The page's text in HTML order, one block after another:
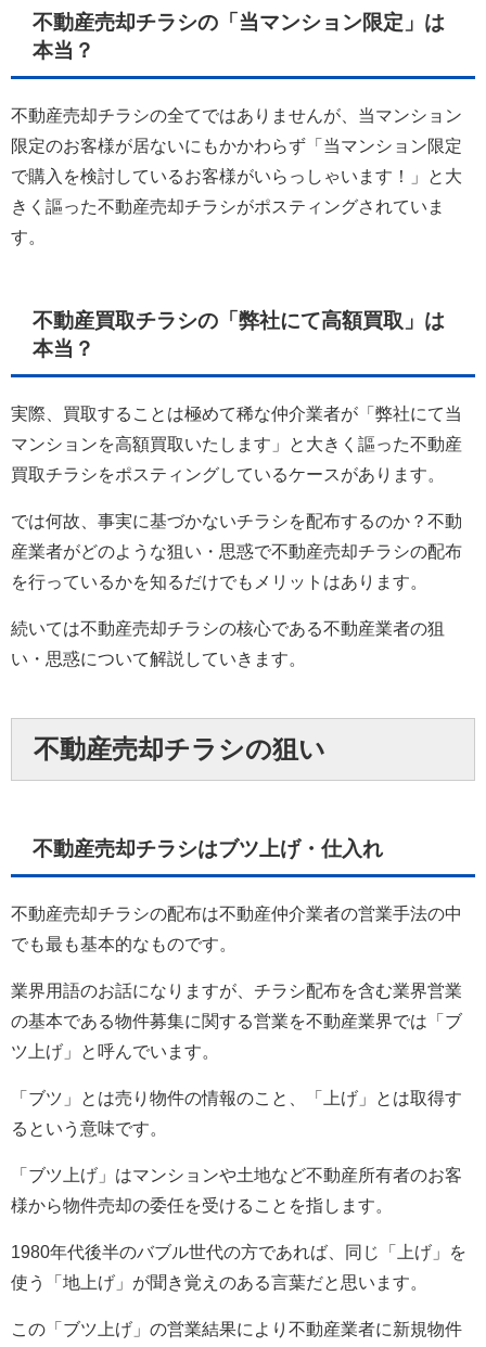
不動産売却チラシの「当マンション限定」は
本当？
不動産売却チラシの全てではありませんが、当マンション
限定のお客様が居ないにもかかわらず「当マンション限定
で購入を検討しているお客様がいらっしゃいます！」と大
きく謳った不動産売却チラシがポスティングされていま
す。
不動産買取チラシの「弊社にて高額買取」は
本当？
実際、買取することは極めて稀な仲介業者が「弊社にて当
マンションを高額買取いたします」と大きく謳った不動産
買取チラシをポスティングしているケースがあります。
では何故、事実に基づかないチラシを配布するのか？不動
産業者がどのような狙い・思惑で不動産売却チラシの配布
を行っているかを知るだけでもメリットはあります。
続いては不動産売却チラシの核心である不動産業者の狙
い・思惑について解説していきます。
不動産売却チラシの狙い
不動産売却チラシはブツ上げ・仕入れ
不動産売却チラシの配布は不動産仲介業者の営業手法の中
でも最も基本的なものです。
業界用語のお話になりますが、チラシ配布を含む業界営業
の基本である物件募集に関する営業を不動産業界では「ブ
ツ上げ」と呼んでいます。
「ブツ」とは売り物件の情報のこと、「上げ」とは取得す
るという意味です。
「ブツ上げ」はマンションや土地など不動産所有者のお客
様から物件売却の委任を受けることを指します。
1980年代後半のバブル世代の方であれば、同じ「上げ」を
使う「地上げ」が聞き覚えのある言葉だと思います。
この「ブツ上げ」の営業結果により不動産業者に新規物件